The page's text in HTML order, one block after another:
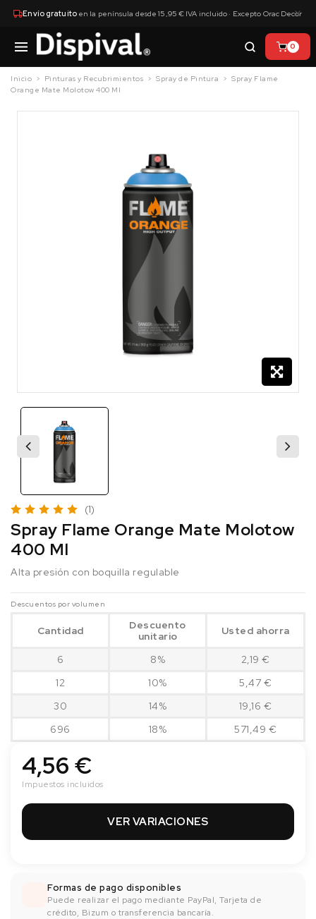
Envío gratuitoen la península desde 15,95 € IVA incluido · Excepto Orac Decor
×
0
Inicio Pinturas y Recubrimientos Spray de Pintura
Spray Flame
Orange Mate Molotow 400 Ml
(1)
Spray Flame Orange Mate Molotow
400 Ml
Alta presión con boquilla regulable
Descuentos por volumen
Cantidad
Descuento
unitario
Usted ahorra
6 8%
2,19 €
12
10%
5,47 €
30
14%
19,16 €
696
18% 571,49 €
4,56 €
Impuestos incluidos
VER VARIACIONES
Formas de pago disponibles
Puede realizar el pago mediante PayPal, Tarjeta de
crédito, Bizum o transferencia bancaría.